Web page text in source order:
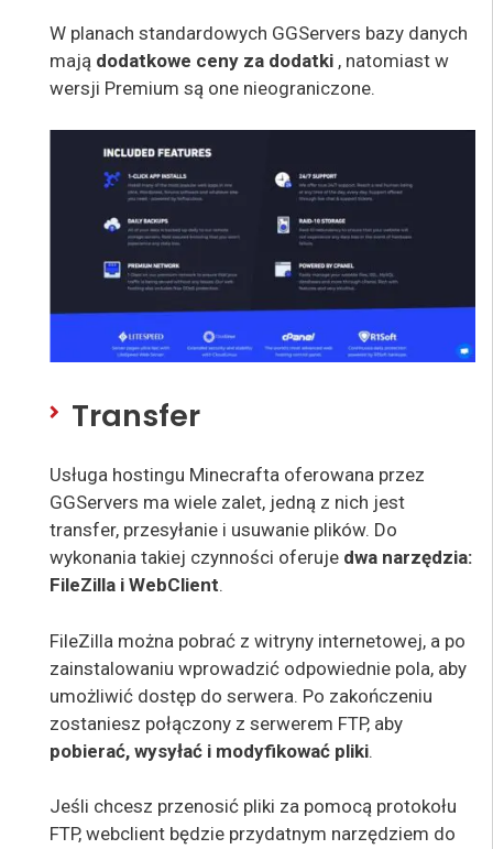
W planach standardowych GGServers bazy danych
mają dodatkowe ceny za dodatki , natomiast w
wersji Premium są one nieograniczone.
Transfer
Usługa hostingu Minecrafta oferowana przez
GGServers ma wiele zalet, jedną z nich jest
transfer, przesyłanie i usuwanie plików. Do
wykonania takiej czynności oferuje dwa narzędzia:
FileZilla i WebClient.
FileZilla można pobrać z witryny internetowej, a po
zainstalowaniu wprowadzić odpowiednie pola, aby
umożliwić dostęp do serwera. Po zakończeniu
zostaniesz połączony z serwerem FTP, aby
pobierać, wysyłać i modyfikować pliki.
Jeśli chcesz przenosić pliki za pomocą protokołu
FTP, webclient będzie przydatnym narzędziem do